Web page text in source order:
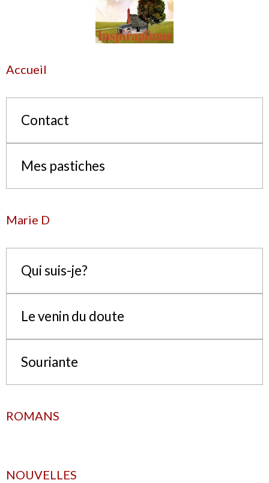
Accueil
Contact
Mes pastiches
Marie D
Qui suis-je?
Le venin du doute
Souriante
ROMANS
NOUVELLES